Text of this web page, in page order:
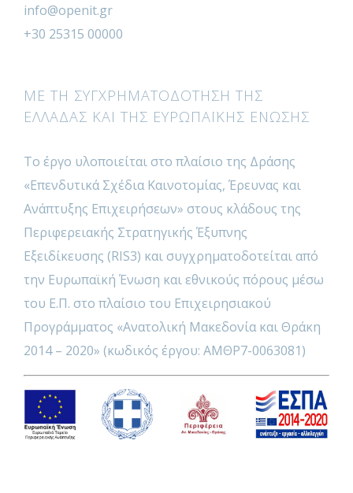
info@openit.gr
+30 25315 00000
ΜΕ ΤΗ ΣΥΓΧΡΗΜΑΤΟΔΟΤΗΣΗ ΤΗΣ
ΕΛΛΑΔΑΣ ΚΑΙ ΤΗΣ ΕΥΡΩΠΑΪΚΗΣ ΕΝΩΣΗΣ
Το έργο υλοποιείται στο πλαίσιο της Δράσης
«Επενδυτικά Σχέδια Καινοτομίας, Έρευνας και
Ανάπτυξης Επιχειρήσεων» στους κλάδους της
Περιφερειακής Στρατηγικής Έξυπνης
Εξειδίκευσης (RIS3) και συγχρηματοδοτείται από
την Ευρωπαϊκή Ένωση και εθνικούς πόρους μέσω
του Ε.Π. στο πλαίσιο του Επιχειρησιακού
Προγράμματος «Ανατολική Μακεδονία και Θράκη
2014 – 2020» (κωδικός έργου: ΑΜΘΡ7-0063081)